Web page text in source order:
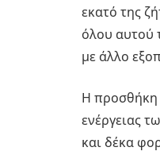
εκατό της
όλου αυτού
με άλλο
Η προσθήκη
ενέργειας
και δέκα